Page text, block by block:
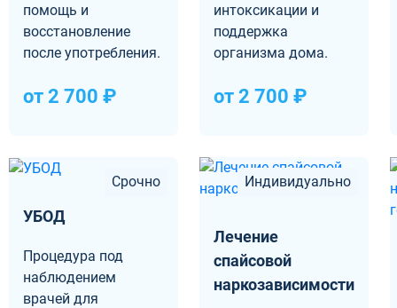
помощь и
восстановление
после употребления.
от 2 700 ₽
интоксикации и
поддержка
организма дома.
от 2 700 ₽
Срочно
УБОД
Процедура под
наблюдением
врачей для
Индивидуально
Лечение
спайсовой
наркозависимости